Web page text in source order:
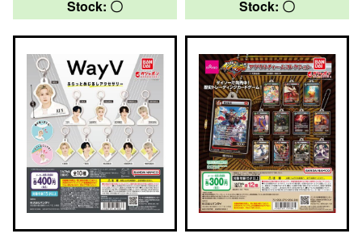
Stock: 〇 Stock: 〇